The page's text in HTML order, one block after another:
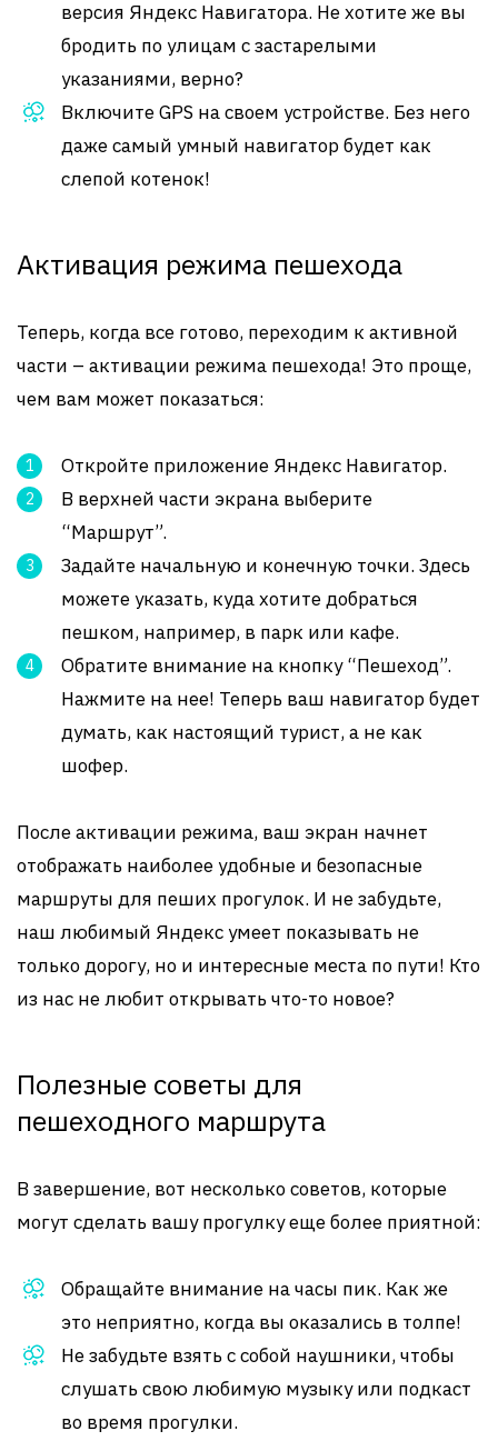
версия Яндекс Навигатора. Не хотите же вы
бродить по улицам с застарелыми
указаниями, верно?
Включите GPS на своем устройстве. Без него
даже самый умный навигатор будет как
слепой котенок!
Активация режима пешехода
Теперь, когда все готово, переходим к активной
части – активации режима пешехода! Это проще,
чем вам может показаться:
Откройте приложение Яндекс Навигатор.
В верхней части экрана выберите
“Маршрут”.
Задайте начальную и конечную точки. Здесь
можете указать, куда хотите добраться
пешком, например, в парк или кафе.
Обратите внимание на кнопку “Пешеход”.
Нажмите на нее! Теперь ваш навигатор будет
думать, как настоящий турист, а не как
шофер.
После активации режима, ваш экран начнет
отображать наиболее удобные и безопасные
маршруты для пеших прогулок. И не забудьте,
наш любимый Яндекс умеет показывать не
только дорогу, но и интересные места по пути! Кто
из нас не любит открывать что-то новое?
Полезные советы для
пешеходного маршрута
В завершение, вот несколько советов, которые
могут сделать вашу прогулку еще более приятной:
Обращайте внимание на часы пик. Как же
это неприятно, когда вы оказались в толпе!
Не забудьте взять с собой наушники, чтобы
слушать свою любимую музыку или подкаст
во время прогулки.